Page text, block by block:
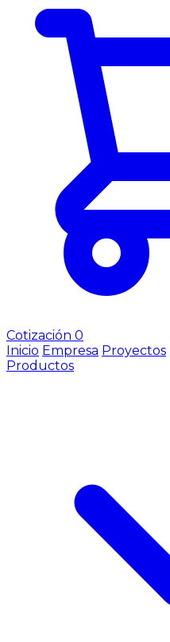
Cotización 0
Inicio Empresa Proyectos
Productos